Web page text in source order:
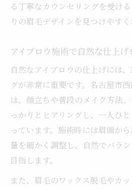
る丁寧なカウンセリングを受け
りの眉毛デザインを見つけやすく
アイブロウ施術で自然な仕上
自然なアイブロウの仕上げには
グが非常に重要です。名古屋市
は、顔立ちや普段のメイク方法
っかりとヒアリングし、一人ひ
っています。施術時には眉頭か
量を細かく調整し、自然でバラ
目指します。
また、眉毛のワックス脱毛やカ